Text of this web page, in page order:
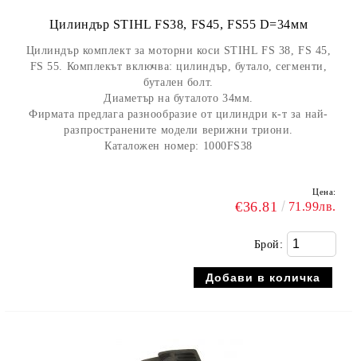
Цилиндър STIHL FS38, FS45, FS55 D=34мм
Цилиндър комплект за моторни коси STIHL FS 38, FS 45,
FS 55. Комплекът включва: цилиндър, бутало, сегменти,
бутален болт.
Диаметър на буталото 34мм.
Фирмата предлага разнообразие от цилиндри к-т за най-
разпространените модели верижни триони.
Каталожен номер: 1000FS38
Цена:
€36.81 71.99лв.
Брой: